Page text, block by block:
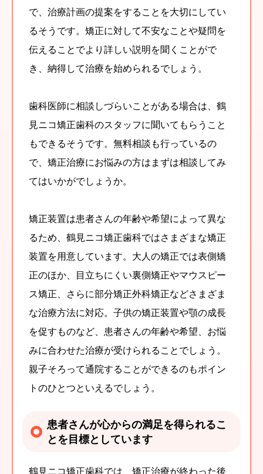
で、治療計画の提案をすることを大切にしてい
るそうです。矯正に対して不安なことや疑問を
伝えることでより詳しい説明を聞くことがで
き、納得して治療を始められるでしょう。
歯科医師に相談しづらいことがある場合は、鶴
見ニコ矯正歯科のスタッフに聞いてもらうこと
もできるそうです。無料相談も行っているの
で、矯正治療にお悩みの方はまずは相談してみ
てはいかがでしょうか。
矯正装置は患者さんの年齢や希望によって異な
るため、鶴見ニコ矯正歯科ではさまざまな矯正
装置を用意しています。大人の矯正では表側矯
正のほか、目立ちにくい裏側矯正やマウスピー
ス矯正、さらに部分矯正外科矯正などさまざま
な治療方法に対応。子供の矯正装置や顎の成長
を促すものなど、患者さんの年齢や希望、お悩
みに合わせた治療が受けられることでしょう。
親子そろって通院することができるのもポイン
トのひとつといえるでしょう。
患者さんが心からの満足を得られるこ
とを目標としています
鶴見ニコ矯正歯科では、矯正治療が終わった後